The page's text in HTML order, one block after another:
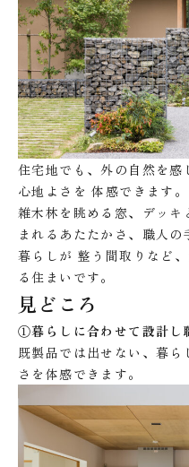
住宅地でも、外の自然を
心地よさを 体感できます。
雑木林を眺める窓、デッ
まれるあたたかさ、職人
暮らしが 整う間取りなど
る住まいです。
見どころ
①暮らしに合わせて設計し
既製品では出せない、暮
さを体感できます。